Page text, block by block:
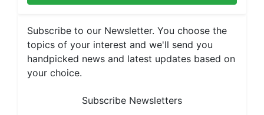
Subscribe to our Newsletter. You choose the
topics of your interest and we'll send you
handpicked news and latest updates based on
your choice.
Subscribe Newsletters